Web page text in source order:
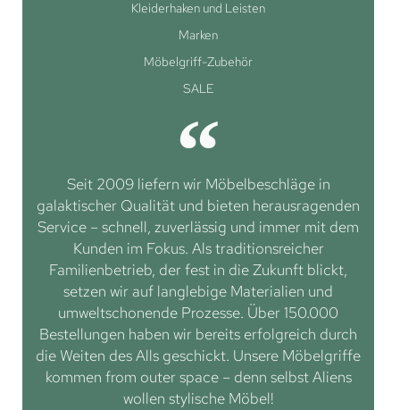
Kleiderhaken und Leisten
Marken
Möbelgriff-Zubehör
SALE
Seit 2009 liefern wir Möbelbeschläge in
galaktischer Qualität und bieten herausragenden
Service – schnell, zuverlässig und immer mit dem
Kunden im Fokus. Als traditionsreicher
Familienbetrieb, der fest in die Zukunft blickt,
setzen wir auf langlebige Materialien und
umweltschonende Prozesse. Über 150.000
Bestellungen haben wir bereits erfolgreich durch
die Weiten des Alls geschickt. Unsere Möbelgriffe
kommen from outer space – denn selbst Aliens
wollen stylische Möbel!